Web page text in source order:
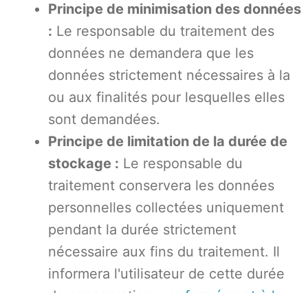
Principe de minimisation des données
: Le responsable du traitement des
données ne demandera que les
données strictement nécessaires à la
ou aux finalités pour lesquelles elles
sont demandées.
Principe de limitation de la durée de
stockage : Le responsable du
traitement conservera les données
personnelles collectées uniquement
pendant la durée strictement
nécessaire aux fins du traitement. Il
informera l'utilisateur de cette durée